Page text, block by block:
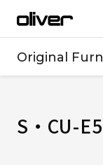
Original
S・CU-